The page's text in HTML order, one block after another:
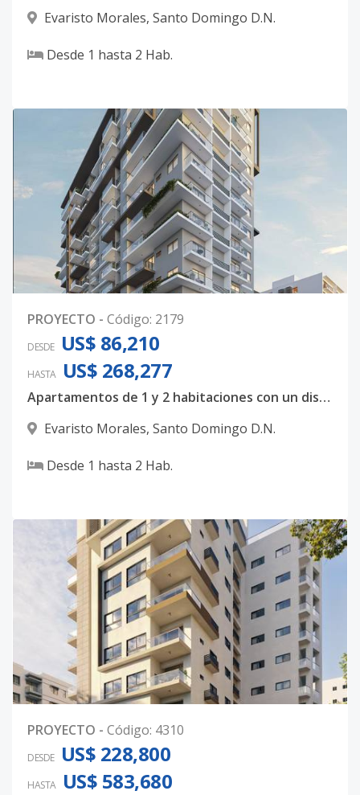
Evaristo Morales, Santo Domingo D.N.
Desde 1 hasta 2 Hab.
PROYECTO - Código: 2179
DESDE US$ 86,210
HASTA US$ 268,277
Apartamentos de 1 y 2 habitaciones con un diseño totalmente majestuoso
Evaristo Morales, Santo Domingo D.N.
Desde 1 hasta 2 Hab.
PROYECTO - Código: 4310
DESDE US$ 228,800
HASTA US$ 583,680